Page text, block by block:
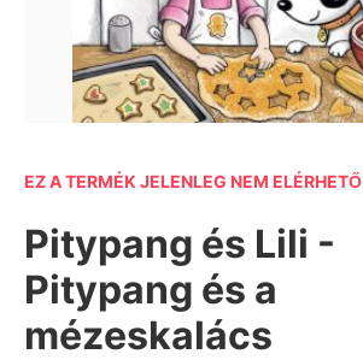
EZ A TERMÉK JELENLEG NEM ELÉRHETŐ
Pitypang és Lili -
Pitypang és a
mézeskalács